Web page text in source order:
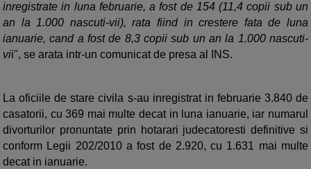
inregistrate in luna februarie, a fost de 154 (11,4 copii sub un
an la 1.000 nascuti-vii), rata fiind in crestere fata de luna
ianuarie, cand a fost de 8,3 copii sub un an la 1.000 nascuti-
vii", se arata intr-un comunicat de presa al INS.
La oficiile de stare civila s-au inregistrat in februarie 3.840 de
casatorii, cu 369 mai multe decat in luna ianuarie, iar numarul
divorturilor pronuntate prin hotarari judecatoresti definitive si
conform Legii 202/2010 a fost de 2.920, cu 1.631 mai multe
decat in ianuarie.